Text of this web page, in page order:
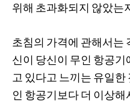
위해 초과화되지 않았는
초침의 가격에 관해서는
신이 당신이 무인 항공
고 있다고 느끼는 유일
인 항공기보다 더 이상